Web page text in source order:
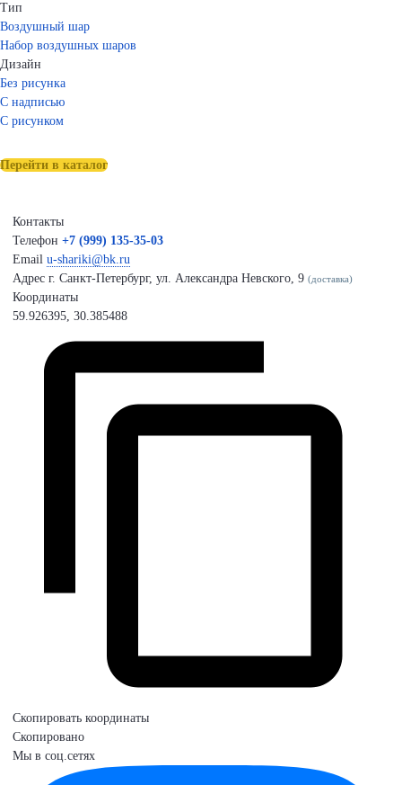
Тип
Воздушный шар
Набор воздушных шаров
Дизайн
Без рисунка
С надписью
С рисунком
Перейти в каталог
Контакты
Телефон +7 (999) 135-35-03
Email u-shariki@bk.ru
Адрес г. Санкт-Петербург, ул. Александра Невского, 9 (доставка)
Координаты
59.926395, 30.385488
Скопировать координаты
Скопировано
Мы в соц.сетях